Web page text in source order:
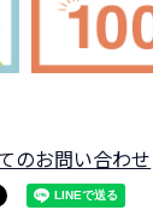
のお問い合わせ